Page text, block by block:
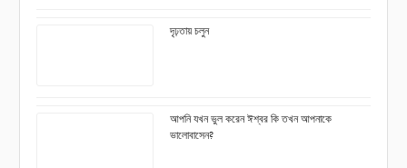
দৃঢ়তায় চলুন
আপনি যখন ভুল করেন ঈশ্বর কি তখন আপনাকে
ভালোবাসেন?